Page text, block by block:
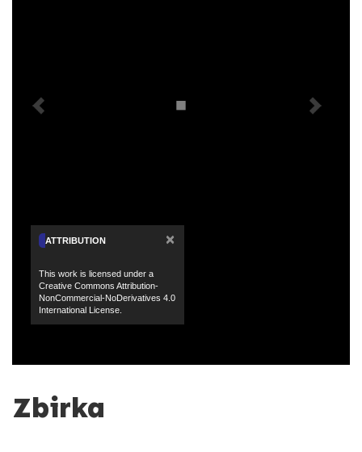
Zbirka
ATTRIBUTION ×
This work is licensed under a
Creative Commons Attribution-
NonCommercial-NoDerivatives 4.0
International License.